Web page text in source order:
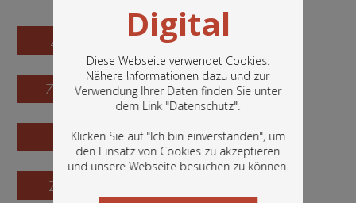
Digital
Diese Webseite verwendet Cookies.
Nähere Informationen dazu und zur
Verwendung Ihrer Daten finden Sie unter
dem Link "Datenschutz".
Klicken Sie auf "Ich bin einverstanden", um
den Einsatz von Cookies zu akzeptieren
und unsere Webseite besuchen zu können.
In diesem Portal finden Sie die digitalen
Bestände der Österreichischen
Nationalbibliothek: Bücher, Fotografien,
Grafiken und vieles mehr.
Zum Digitalisat
Zum Katalogisat
Zur Vorschau
Zur Bestellung